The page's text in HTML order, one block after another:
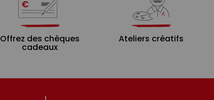
Offrez des chèques
cadeaux
Ateliers créatifs